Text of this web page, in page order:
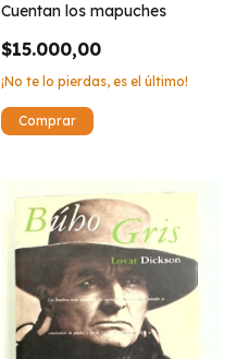
Cuentan los mapuches
$15.000,00
¡No te lo pierdas, es el último!